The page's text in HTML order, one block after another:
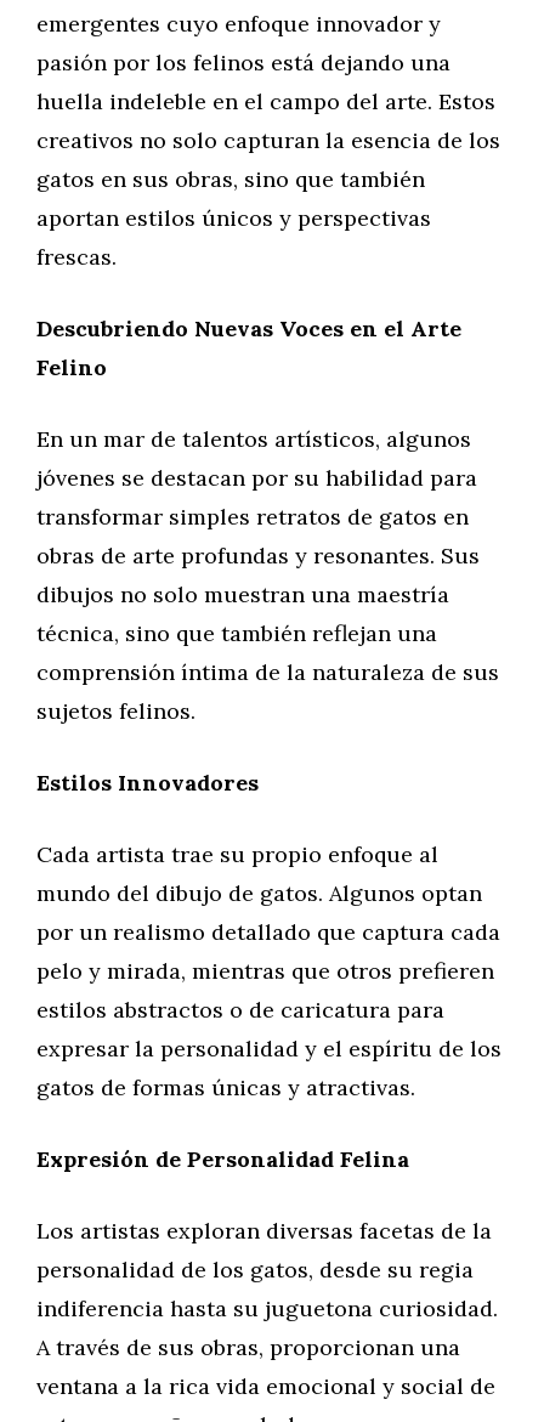
emergentes cuyo enfoque innovador y
pasión por los felinos está dejando una
huella indeleble en el campo del arte. Estos
creativos no solo capturan la esencia de los
gatos en sus obras, sino que también
aportan estilos únicos y perspectivas
frescas.
Descubriendo Nuevas Voces en el Arte
Felino
En un mar de talentos artísticos, algunos
jóvenes se destacan por su habilidad para
transformar simples retratos de gatos en
obras de arte profundas y resonantes. Sus
dibujos no solo muestran una maestría
técnica, sino que también reflejan una
comprensión íntima de la naturaleza de sus
sujetos felinos.
Estilos Innovadores
Cada artista trae su propio enfoque al
mundo del dibujo de gatos. Algunos optan
por un realismo detallado que captura cada
pelo y mirada, mientras que otros prefieren
estilos abstractos o de caricatura para
expresar la personalidad y el espíritu de los
gatos de formas únicas y atractivas.
Expresión de Personalidad Felina
Los artistas exploran diversas facetas de la
personalidad de los gatos, desde su regia
indiferencia hasta su juguetona curiosidad.
A través de sus obras, proporcionan una
ventana a la rica vida emocional y social de